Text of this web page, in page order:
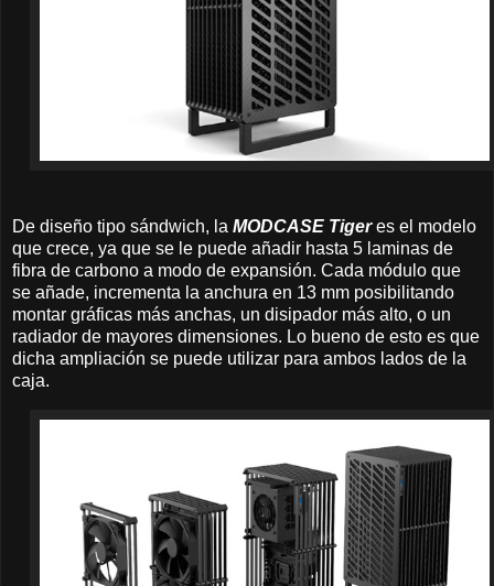
De diseño tipo sándwich, la MODCASE Tigeres el modelo
que crece, ya que se le puede añadir hasta 5 laminas de
fibra de carbono a modo de expansión. Cada módulo que
se añade, incrementa la anchura en 13 mm posibilitando
montar gráficas más anchas, un disipador más alto, o un
radiador de mayores dimensiones. Lo bueno de esto es que
dicha ampliación se puede utilizar para ambos lados de la
caja.